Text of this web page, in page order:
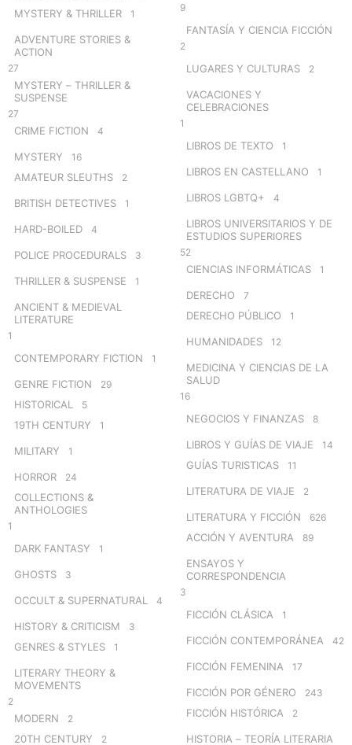
MYSTERY & THRILLER 1
ADVENTURE STORIES &
ACTION
27
MYSTERY – THRILLER &
SUSPENSE
27
CRIME FICTION 4
MYSTERY 16
AMATEUR SLEUTHS 2
BRITISH DETECTIVES 1
HARD-BOILED 4
POLICE PROCEDURALS 3
THRILLER & SUSPENSE 1
ANCIENT & MEDIEVAL
LITERATURE
1
CONTEMPORARY FICTION 1
GENRE FICTION 29
HISTORICAL 5
19TH CENTURY 1
MILITARY 1
HORROR 24
COLLECTIONS &
ANTHOLOGIES
1
DARK FANTASY 1
GHOSTS 3
OCCULT & SUPERNATURAL 4
HISTORY & CRITICISM 3
GENRES & STYLES 1
LITERARY THEORY &
MOVEMENTS
2
MODERN 2
20TH CENTURY 2
9
FANTASÍA Y CIENCIA FICCIÓN
2
LUGARES Y CULTURAS 2
VACACIONES Y
CELEBRACIONES
1
LIBROS DE TEXTO 1
LIBROS EN CASTELLANO 1
LIBROS LGBTQ+ 4
LIBROS UNIVERSITARIOS Y DE
ESTUDIOS SUPERIORES
52
CIENCIAS INFORMÁTICAS 1
DERECHO 7
DERECHO PÚBLICO 1
HUMANIDADES 12
MEDICINA Y CIENCIAS DE LA
SALUD
16
NEGOCIOS Y FINANZAS 8
LIBROS Y GUÍAS DE VIAJE 14
GUÍAS TURISTICAS 11
LITERATURA DE VIAJE 2
LITERATURA Y FICCIÓN 626
ACCIÓN Y AVENTURA 89
ENSAYOS Y
CORRESPONDENCIA
3
FICCIÓN CLÁSICA 1
FICCIÓN CONTEMPORÁNEA 42
FICCIÓN FEMENINA 17
FICCIÓN POR GÉNERO 243
FICCIÓN HISTÓRICA 2
HISTORIA – TEORÍA LITERARIA